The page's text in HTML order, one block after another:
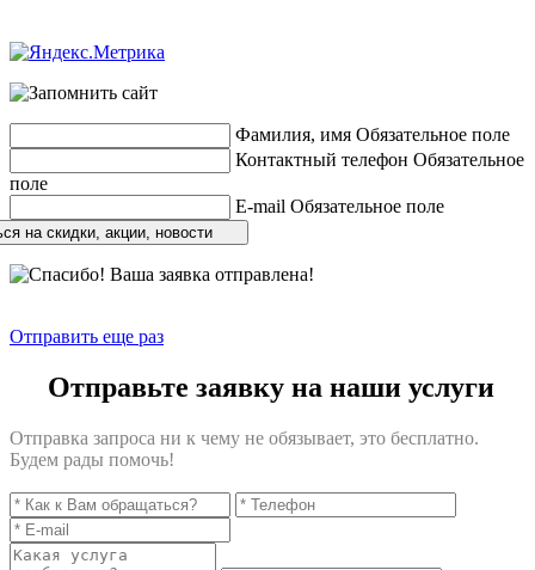
Фамилия, имя Обязательное поле
Контактный телефон Обязательное
поле
E-mail Обязательное поле
на скидки, акции, новости
Отправить еще раз
Отправьте заявку на наши услуги
Отправка запроса ни к чему не обязывает, это бесплатно.
Будем рады помочь!